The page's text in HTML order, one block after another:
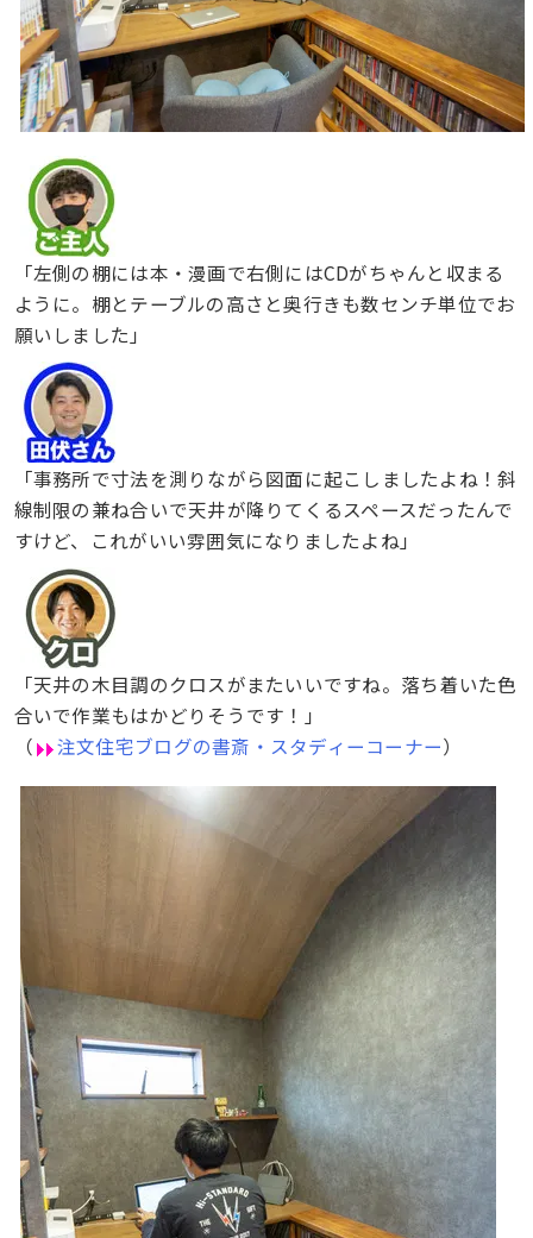
「左側の棚には本・漫画で右側にはCDがちゃんと収まる
ように。棚とテーブルの高さと奥行きも数センチ単位でお
願いしました」
「事務所で寸法を測りながら図面に起こしましたよね！斜
線制限の兼ね合いで天井が降りてくるスペースだったんで
すけど、これがいい雰囲気になりましたよね」
「天井の木目調のクロスがまたいいですね。落ち着いた色
合いで作業もはかどりそうです！」
（
注文住宅ブログの書斎・スタディーコーナー）